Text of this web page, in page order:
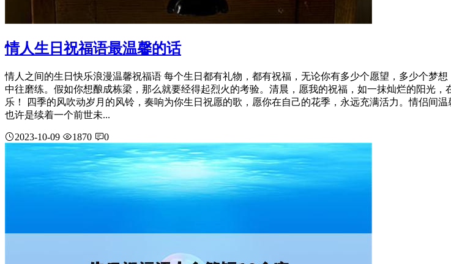
情人生日祝福语最温馨的话
情人之间的生日快乐浪漫温馨祝福语 每个生日都有礼物，都有祝福，无论你有多少个愿望，多少个梦
中往磨练。假如你想酿成栋梁，那么就要经得起烈火的考验。清晨，愿我的祝福，如一抹灿烂的阳光
乐！ 四季的风吹动岁月的风铃，奏响为你生日祝愿的歌，愿你在自己的花季，永远充满活力。情侣间
也许是续着一个前世未...
2023-10-09 1870 0